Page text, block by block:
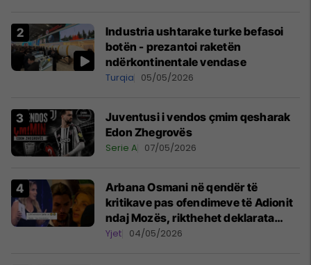
Industria ushtarake turke befasoi
botën - prezantoi raketën
ndërkontinentale vendase
Turqia 05/05/2026
Juventusi i vendos çmim qesharak
Edon Zhegrovës
Serie A 07/05/2026
Arbana Osmani në qendër të
kritikave pas ofendimeve të Adionit
ndaj Mozës, rikthehet deklarata
‘Është emision tjetër ai’
Yjet 04/05/2026